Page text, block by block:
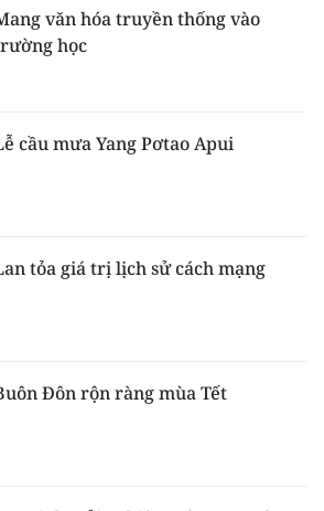
Hồ Chí Minh
văn hóa truyền thống vào
học
cầu mưa Yang Pơtao Apui
tỏa giá trị lịch sử cách mạng
Đôn rộn ràng mùa Tết